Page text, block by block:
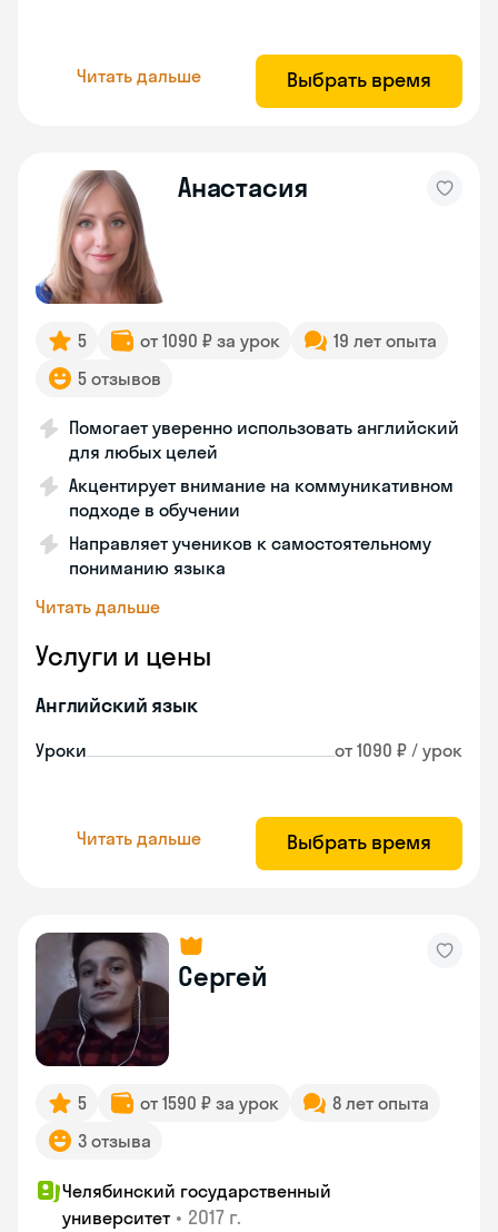
Читать дальше Выбрать время
Анастасия
5 от 1090 ₽ за урок
19 лет опыта
5 отзывов
Помогает уверенно использовать английский
для любых целей
Акцентирует внимание на коммуникативном
подходе в обучении
Направляет учеников к самостоятельному
пониманию языка
Читать дальше
Услуги и цены
Английский язык
Уроки от 1090 ₽ / урок
Читать дальше Выбрать время
Сергей
5 от 1590 ₽ за урок
8 лет опыта
3 отзыва
Челябинский государственный
университет • 2017 г.